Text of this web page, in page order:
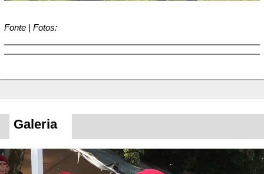
Fonte | Fotos:
Galeria